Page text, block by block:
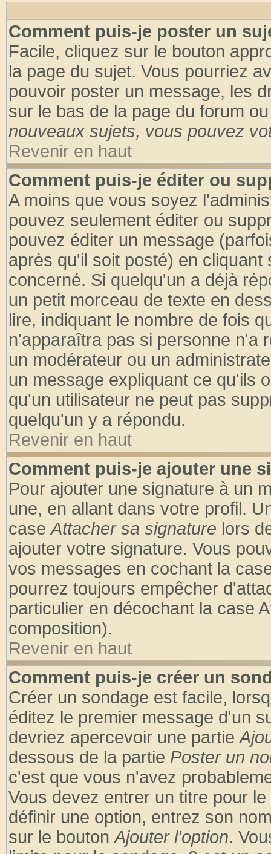
Comment puis-je poster un
Facile, cliquez sur le bouton
la page du sujet. Vous pourriez
pouvoir poster un message, les
sur le bas de la page du forum
nouveaux sujets, vous pouvez
Revenir en haut
Comment puis-je éditer ou
A moins que vous soyez
pouvez seulement éditer ou
pouvez éditer un message
après qu'il soit posté) en
concerné. Si quelqu'un a déjà
un petit morceau de texte en
lire, indiquant le nombre de fois
n'apparaîtra pas si personne n'a
un modérateur ou un
un message expliquant ce qu'ils
qu'un utilisateur ne peut pas
quelqu'un y a répondu.
Revenir en haut
Comment puis-je ajouter une
Pour ajouter une signature à un
une, en allant dans votre profil.
caseAttacher sa signature lors
ajouter votre signature. Vous
vos messages en cochant la
pourrez toujours empêcher
particulier en décochant la case
composition).
Revenir en haut
Comment puis-je créer un
Créer un sondage est facile,
éditez le premier message d'un
devriez apercevoir une partie
dessous de la partie Poster un
c'est que vous n'avez
Vous devez entrer un titre pour
définir une option, entrez son
sur le boutonAjouter l'option.